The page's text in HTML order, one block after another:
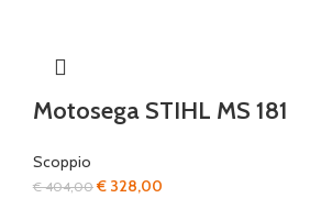
Motosega STIHL MS 181
Scoppio
€404,00Il€ 328,00